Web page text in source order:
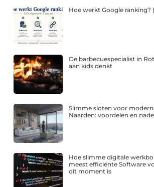
Hoe werkt Google ranking?
De barbecuespecialist in
aan kids denkt
Slimme sloten voor
Naarden: voordelen en
Hoe slimme digitale
meest efficiënte Software
dit moment is